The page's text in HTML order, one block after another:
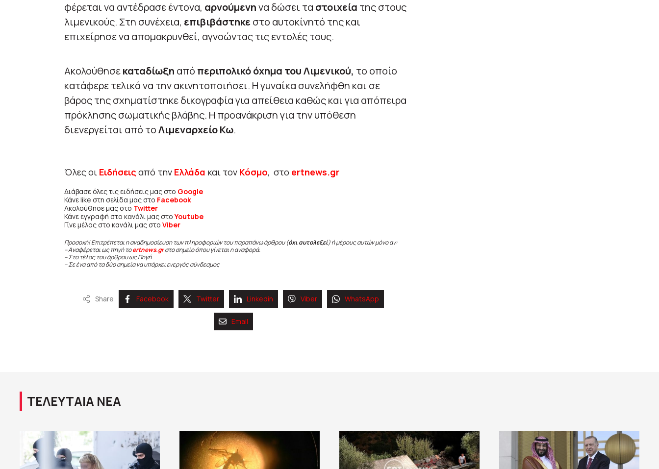
φέρεται να αντέδρασε έντονα, αρνούμενηνα δώσει τα στοιχεία της στους
λιμενικούς. Στη συνέχεια, επιβιβάστηκεστο αυτοκίνητό της και
επιχείρησε να απομακρυνθεί, αγνοώντας τις εντολές τους.
Ακολούθησεκαταδίωξη από περιπολικό όχημα του Λιμενικού, το οποίο
κατάφερε τελικά να την ακινητοποιήσει. Η γυναίκα συνελήφθη και σε
βάρος της σχηματίστηκε δικογραφία για απείθεια καθώς και για απόπειρα
πρόκλησης σωματικής βλάβης. Η προανάκριση για την υπόθεση
διενεργείται από τοΛιμεναρχείο Κω.
Όλες οι Ειδήσεις από την Ελλάδα και τον Κόσμο, στο ertnews.gr
Διάβασε όλες τις ειδήσεις μας στο Google
Κάνε like στη σελίδα μας στο Facebook
Ακολούθησε μας στο Twitter
Κάνε εγγραφή στο κανάλι μας στοYoutube
Γίνε μέλος στο κανάλι μας στο Viber
Προσοχή! Επιτρέπεται η αναδημοσίευση των πληροφοριών του παραπάνω άρθρου (όχι αυτολεξεί) ή μέρους αυτών μόνο αν:
– Αναφέρεται ως πηγή τοertnews.gr στο σημείο όπου γίνεται η αναφορά.
– Στο τέλος του άρθρου ως Πηγή
– Σε ένα από τα δύο σημεία να υπάρχει ενεργός σύνδεσμος
Share Facebook Twitter Linkedin Viber WhatsApp
Email
ΤΕΛΕΥΤΑΙΑ ΝΕΑ